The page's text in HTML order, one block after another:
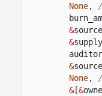
None,
&
&
&
None,
&[&